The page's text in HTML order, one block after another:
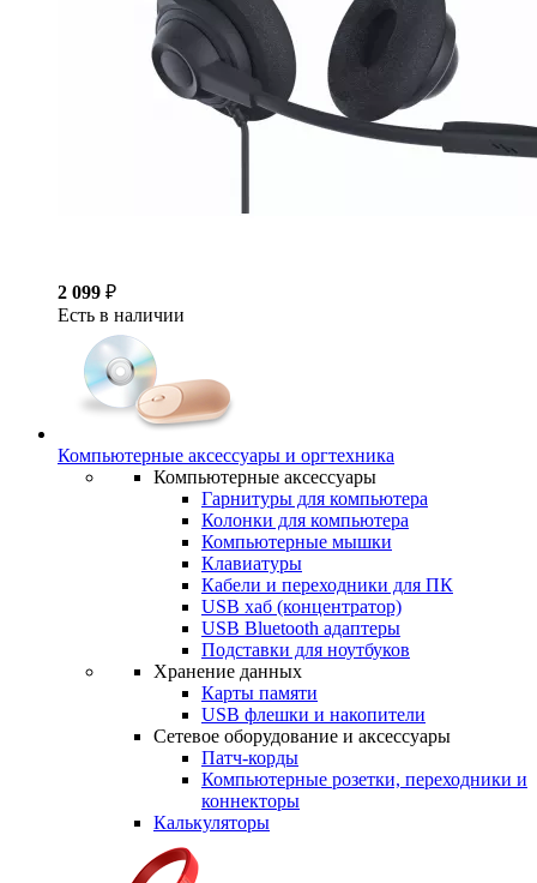
2 099 ₽
Есть в наличии
Компьютерные аксессуары и оргтехника
Компьютерные аксессуары
Гарнитуры для компьютера
Колонки для компьютера
Компьютерные мышки
Клавиатуры
Кабели и переходники для ПК
USB хаб (концентратор)
USB Bluetooth адаптеры
Подставки для ноутбуков
Хранение данных
Карты памяти
USB флешки и накопители
Сетевое оборудование и аксессуары
Патч-корды
Компьютерные розетки, переходники и
коннекторы
Калькуляторы